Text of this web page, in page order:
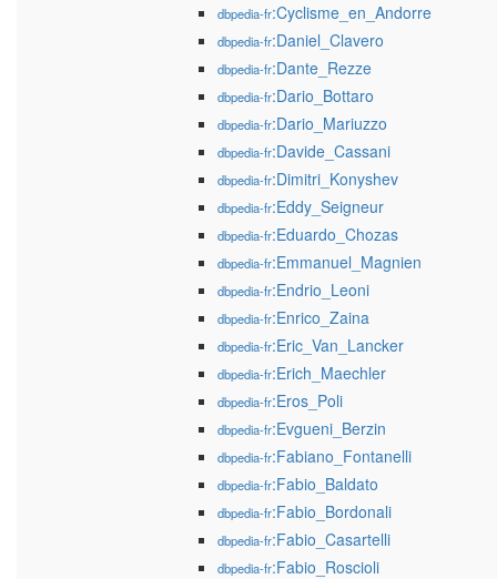
dbpedia-fr:Cyclisme_en_Andorre
dbpedia-fr:Daniel_Clavero
dbpedia-fr:Dante_Rezze
dbpedia-fr:Dario_Bottaro
dbpedia-fr:Dario_Mariuzzo
dbpedia-fr:Davide_Cassani
dbpedia-fr:Dimitri_Konyshev
dbpedia-fr:Eddy_Seigneur
dbpedia-fr:Eduardo_Chozas
dbpedia-fr:Emmanuel_Magnien
dbpedia-fr:Endrio_Leoni
dbpedia-fr:Enrico_Zaina
dbpedia-fr:Eric_Van_Lancker
dbpedia-fr:Erich_Maechler
dbpedia-fr:Eros_Poli
dbpedia-fr:Evgueni_Berzin
dbpedia-fr:Fabiano_Fontanelli
dbpedia-fr:Fabio_Baldato
dbpedia-fr:Fabio_Bordonali
dbpedia-fr:Fabio_Casartelli
dbpedia-fr:Fabio_Roscioli